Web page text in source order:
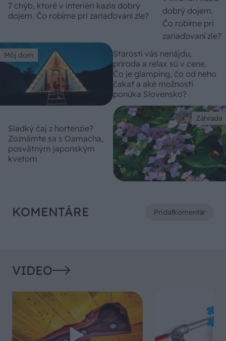
7 chýb, ktoré v interiéri kazia dobrý
dojem. Čo robíme pri zariaďovaní zle?
Môj dom
Starosti vás nenájdu,
príroda a relax sú v cene.
Čo je glamping, čo od neho
čakať a aké možnosti
ponúka Slovensko?
Záhrada
Sladký čaj z hortenzie?
Zoznámte sa s Oamacha,
posvätným japonským
kvetom
KOMENTÁRE Pridaťkomentár
VIDEO